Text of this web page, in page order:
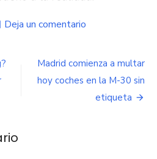
Deja un comentario
medicamento
regenera
los
Madrid comienza a multar
hoy coches en la M-30 sin
etiqueta